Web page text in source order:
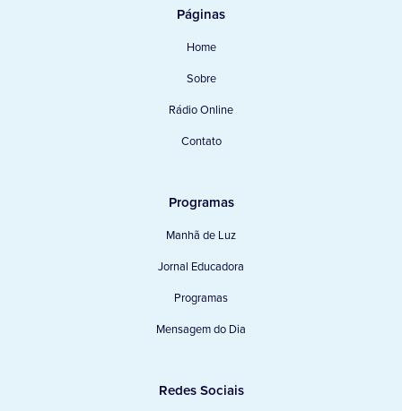
Páginas
Home
Sobre
Rádio Online
Contato
Programas
Manhã de Luz
Jornal Educadora
Programas
Mensagem do Dia
Redes Sociais